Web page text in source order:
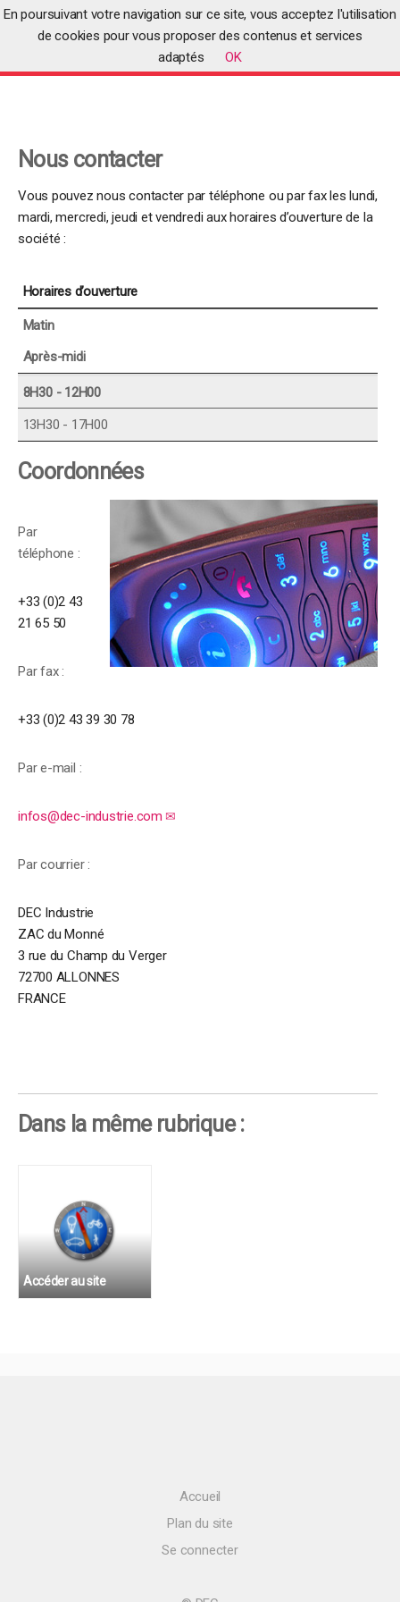
Nous contacter
Vous pouvez nous contacter par téléphone ou par fax les lundi,
mardi, mercredi, jeudi et vendredi aux horaires d’ouverture de la
société :
Horaires d’ouverture
Matin
Après-midi
8H30 - 12H00
13H30 - 17H00
Coordonnées
Par
téléphone :
+33 (0)2 43
21 65 50
Par fax :
+33 (0)2 43 39 30 78
Par e-mail :
infos@dec-industrie.com
Par courrier :
DEC Industrie
ZAC du Monné
3 rue du Champ du Verger
72700 ALLONNES
FRANCE
Dans la même rubrique :
Accéder au site
Accueil
Plan du site
Se connecter
En poursuivant votre navigation sur ce site, vous acceptez l'utilisation
de cookies pour vous proposer des contenus et services
adaptés
OK